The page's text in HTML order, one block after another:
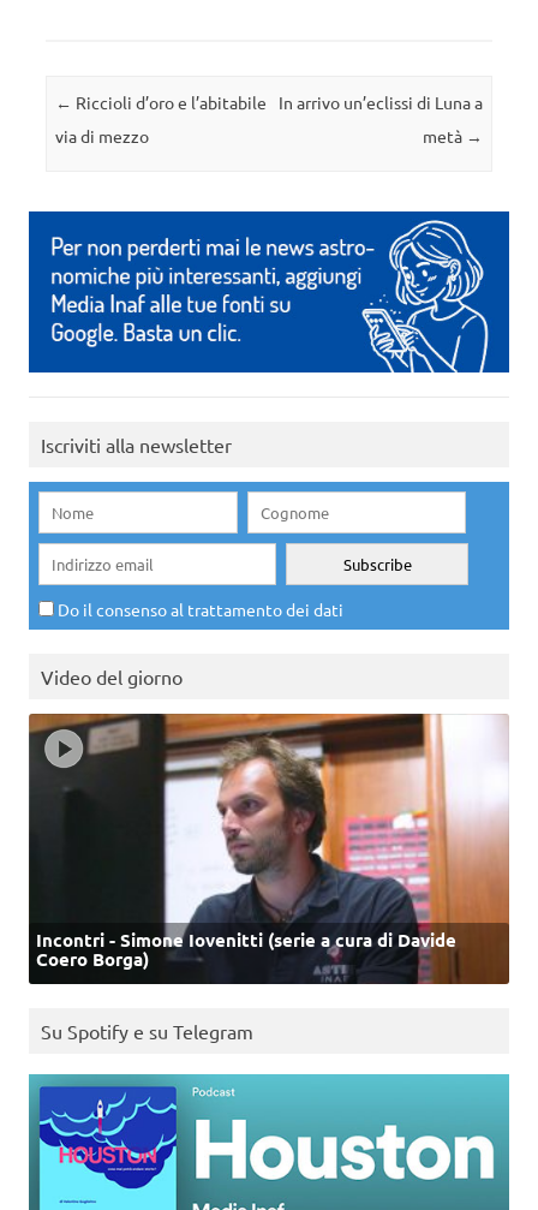
Navigazione articolo
← Riccioli d’oro e l’abitabile
via di mezzo
In arrivo un’eclissi di Luna a
metà →
Iscriviti alla newsletter
Do il consenso al trattamento dei dati
Video del giorno
Incontri - Simone Iovenitti (serie a cura di Davide
Coero Borga)
Su Spotify e su Telegram